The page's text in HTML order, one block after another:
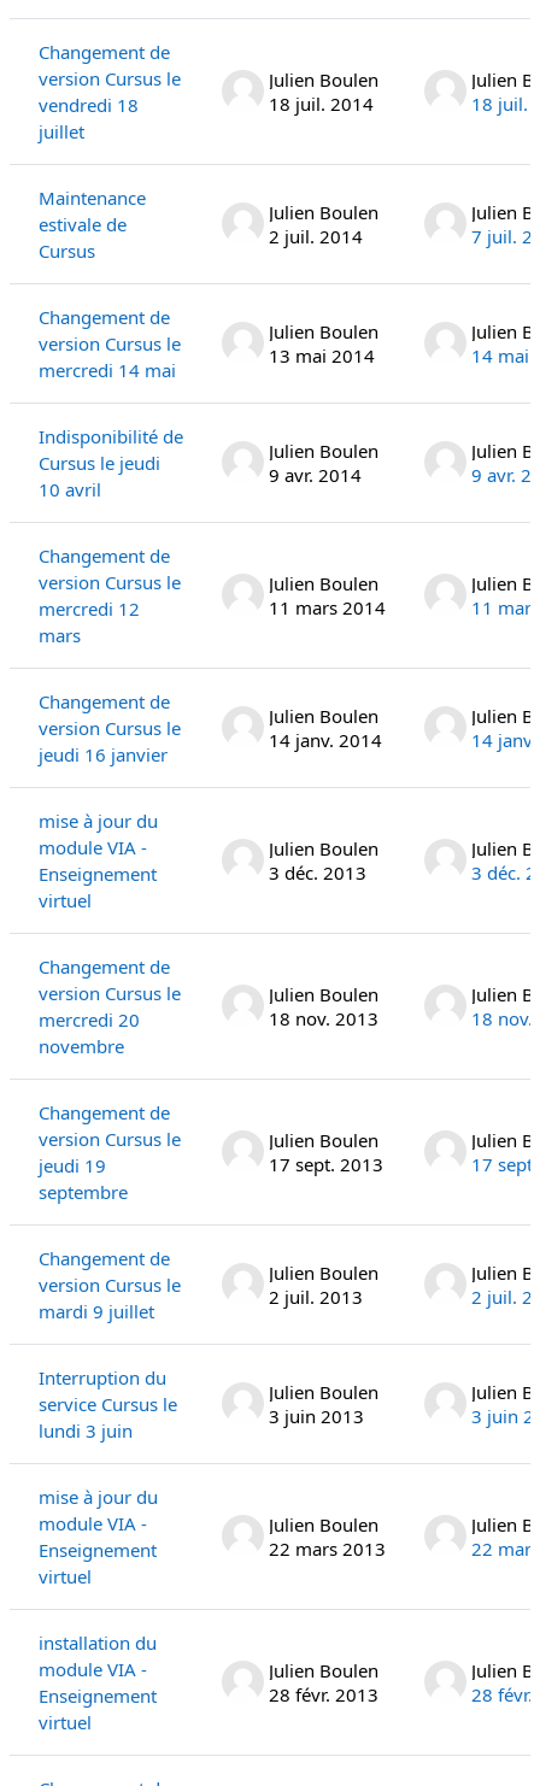
Changement de
version Cursus le
vendredi 18
juillet
Julien Boulen
18 juil. 2014
Julien
18 juil.
Maintenance
estivale de
Cursus
Julien Boulen
2 juil. 2014
Julien
7 juil.
Changement de
version Cursus le
mercredi 14 mai
Julien Boulen
13 mai 2014
Julien
14 mai
Indisponibilité de
Cursus le jeudi
10 avril
Julien Boulen
9 avr. 2014
Julien
9 avr.
Changement de
version Cursus le
mercredi 12
mars
Julien Boulen
11 mars 2014
Julien
11
Changement de
version Cursus le
jeudi 16 janvier
Julien Boulen
14 janv. 2014
Julien
14
mise à jour du
module VIA -
Enseignement
virtuel
Julien Boulen
3 déc. 2013
Julien
3 déc.
Changement de
version Cursus le
mercredi 20
novembre
Julien Boulen
18 nov. 2013
Julien
18 nov.
Changement de
version Cursus le
jeudi 19
septembre
Julien Boulen
17 sept. 2013
Julien
17
Changement de
version Cursus le
mardi 9 juillet
Julien Boulen
2 juil. 2013
Julien
2 juil.
Interruption du
service Cursus le
lundi 3 juin
Julien Boulen
3 juin 2013
Julien
3 juin
mise à jour du
module VIA -
Enseignement
virtuel
Julien Boulen
22 mars 2013
Julien
22
installation du
module VIA -
Enseignement
virtuel
Julien Boulen
28 févr. 2013
Julien
28 févr.